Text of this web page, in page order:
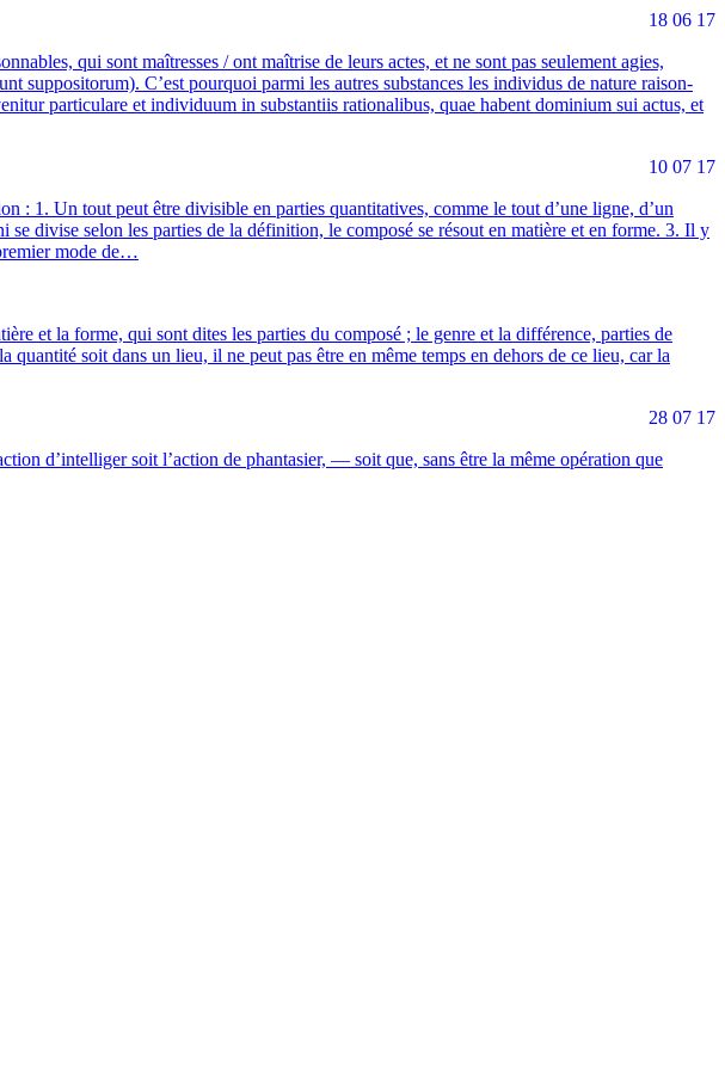
18 06 17
qui sont maî­tresses / ont maî­trise de leurs actes, et ne sont pas seule­ment agies,
sup­po­si­to­rum). C’est pour­quoi par­mi les autres sub­stances les indi­vi­dus de nature rai­son­
par­ti­cu­lare et indi­vi­duum in sub­stan­tiis ratio­na­li­bus, quae habent domi­nium sui actus, et
10 07 17
: 1. Un tout peut être divi­sible en par­ties quan­ti­ta­tives, comme le tout d’une ligne, d’un
divise selon les par­ties de la défi­ni­tion, le com­po­sé se résout en matière et en forme. 3. Il y
mode de…
et la forme, qui sont dites les par­ties du com­po­sé ; le genre et la dif­fé­rence, par­ties de
soit dans un lieu, il ne peut pas être en même temps en dehors de ce lieu, car la
28 07 17
d’intelliger soit l’action de phan­ta­sier, — soit que, sans être la même opé­ra­tion que